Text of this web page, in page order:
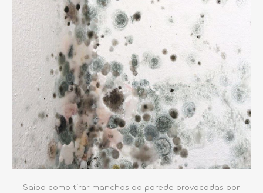
Saiba como tirar manchas da parede provocadas por